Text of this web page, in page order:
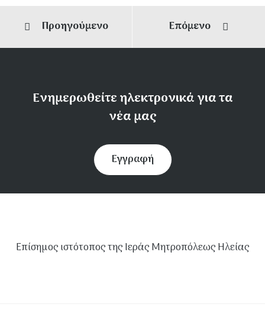
Προηγούμενο Επόμενο
Ενημερωθείτε ηλεκτρονικά για τα
νέα μας
Εγγραφή
Επίσημος ιστότοπος της Ιεράς Μητροπόλεως Ηλείας